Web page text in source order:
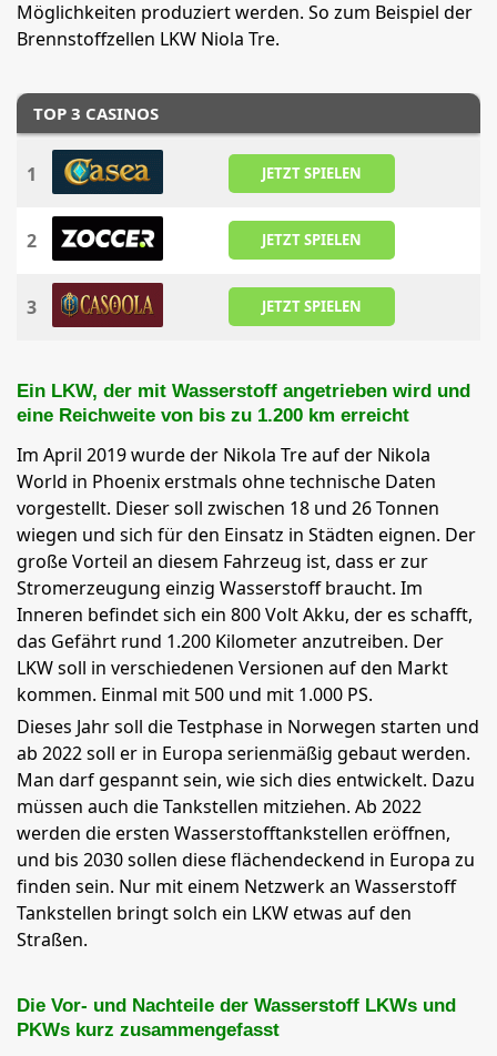
Möglichkeiten produziert werden. So zum Beispiel der
Brennstoffzellen LKW Niola Tre.
TOP 3 CASINOS
1 JETZT SPIELEN
2 JETZT SPIELEN
3 JETZT SPIELEN
Ein LKW, der mit Wasserstoff angetrieben wird und
eine Reichweite von bis zu 1.200 km erreicht
Im April 2019 wurde der Nikola Tre auf der Nikola
World in Phoenix erstmals ohne technische Daten
vorgestellt. Dieser soll zwischen 18 und 26 Tonnen
wiegen und sich für den Einsatz in Städten eignen. Der
große Vorteil an diesem Fahrzeug ist, dass er zur
Stromerzeugung einzig Wasserstoff braucht. Im
Inneren befindet sich ein 800 Volt Akku, der es schafft,
das Gefährt rund 1.200 Kilometer anzutreiben. Der
LKW soll in verschiedenen Versionen auf den Markt
kommen. Einmal mit 500 und mit 1.000 PS.
Dieses Jahr soll die Testphase in Norwegen starten und
ab 2022 soll er in Europa serienmäßig gebaut werden.
Man darf gespannt sein, wie sich dies entwickelt. Dazu
müssen auch die Tankstellen mitziehen. Ab 2022
werden die ersten Wasserstofftankstellen eröffnen,
und bis 2030 sollen diese flächendeckend in Europa zu
finden sein. Nur mit einem Netzwerk an Wasserstoff
Tankstellen bringt solch ein LKW etwas auf den
Straßen.
Die Vor- und Nachteile der Wasserstoff LKWs und
PKWs kurz zusammengefasst